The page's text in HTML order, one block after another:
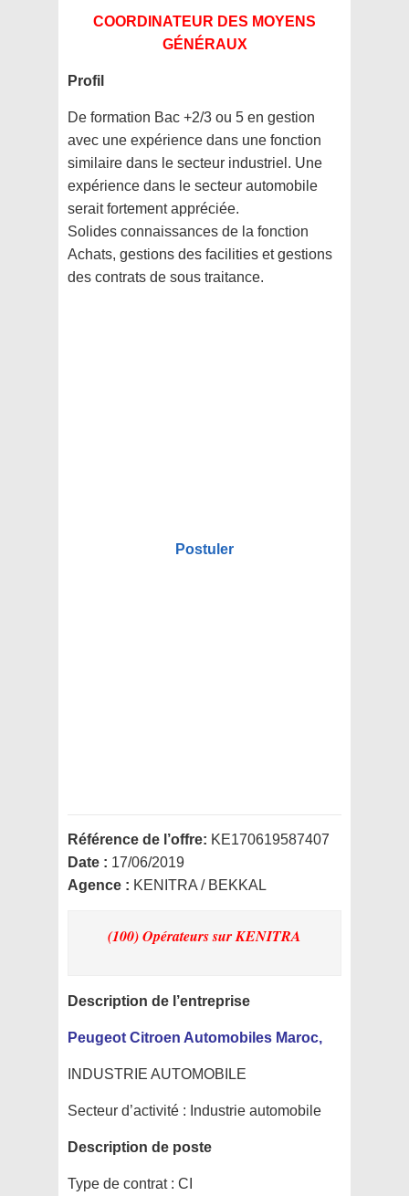
COORDINATEUR DES MOYENS
GÉNÉRAUX
Profil
De formation Bac +2/3 ou 5 en gestion
avec une expérience dans une fonction
similaire dans le secteur industriel. Une
expérience dans le secteur automobile
serait fortement appréciée.
Solides connaissances de la fonction
Achats, gestions des facilities et gestions
des contrats de sous traitance.
Postuler
Référence de l’offre: KE170619587407
Date : 17/06/2019
Agence : KENITRA / BEKKAL
(100) Opérateurssur KENITRA
Description de l’entreprise
Peugeot Citroen Automobiles Maroc,
INDUSTRIE AUTOMOBILE
Secteur d’activité : Industrie automobile
Description de poste
Type de contrat : CI